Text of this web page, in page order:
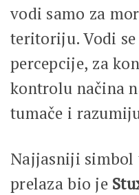
vodi samo za
teritoriju. Vodi
percepcije, za
kontrolu načina
tumače i
Najjasniji simbol
prelaza bio je